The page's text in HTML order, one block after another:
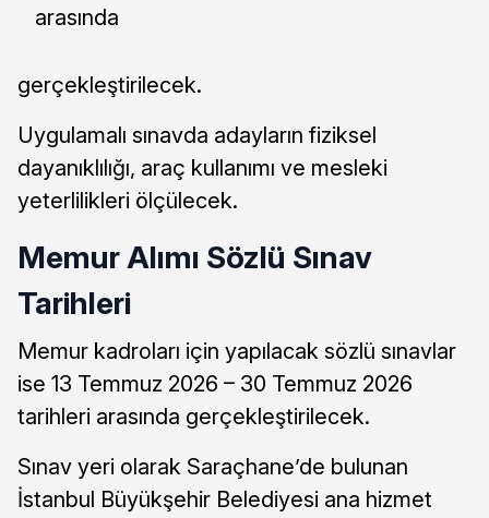
arasında
gerçekleştirilecek.
Uygulamalı sınavda adayların fiziksel
dayanıklılığı, araç kullanımı ve mesleki
yeterlilikleri ölçülecek.
Memur Alımı Sözlü Sınav
Tarihleri
Memur kadroları için yapılacak sözlü sınavlar
ise 13 Temmuz 2026 – 30 Temmuz 2026
tarihleri arasında gerçekleştirilecek.
Sınav yeri olarak Saraçhane’de bulunan
İstanbul Büyükşehir Belediyesi ana hizmet